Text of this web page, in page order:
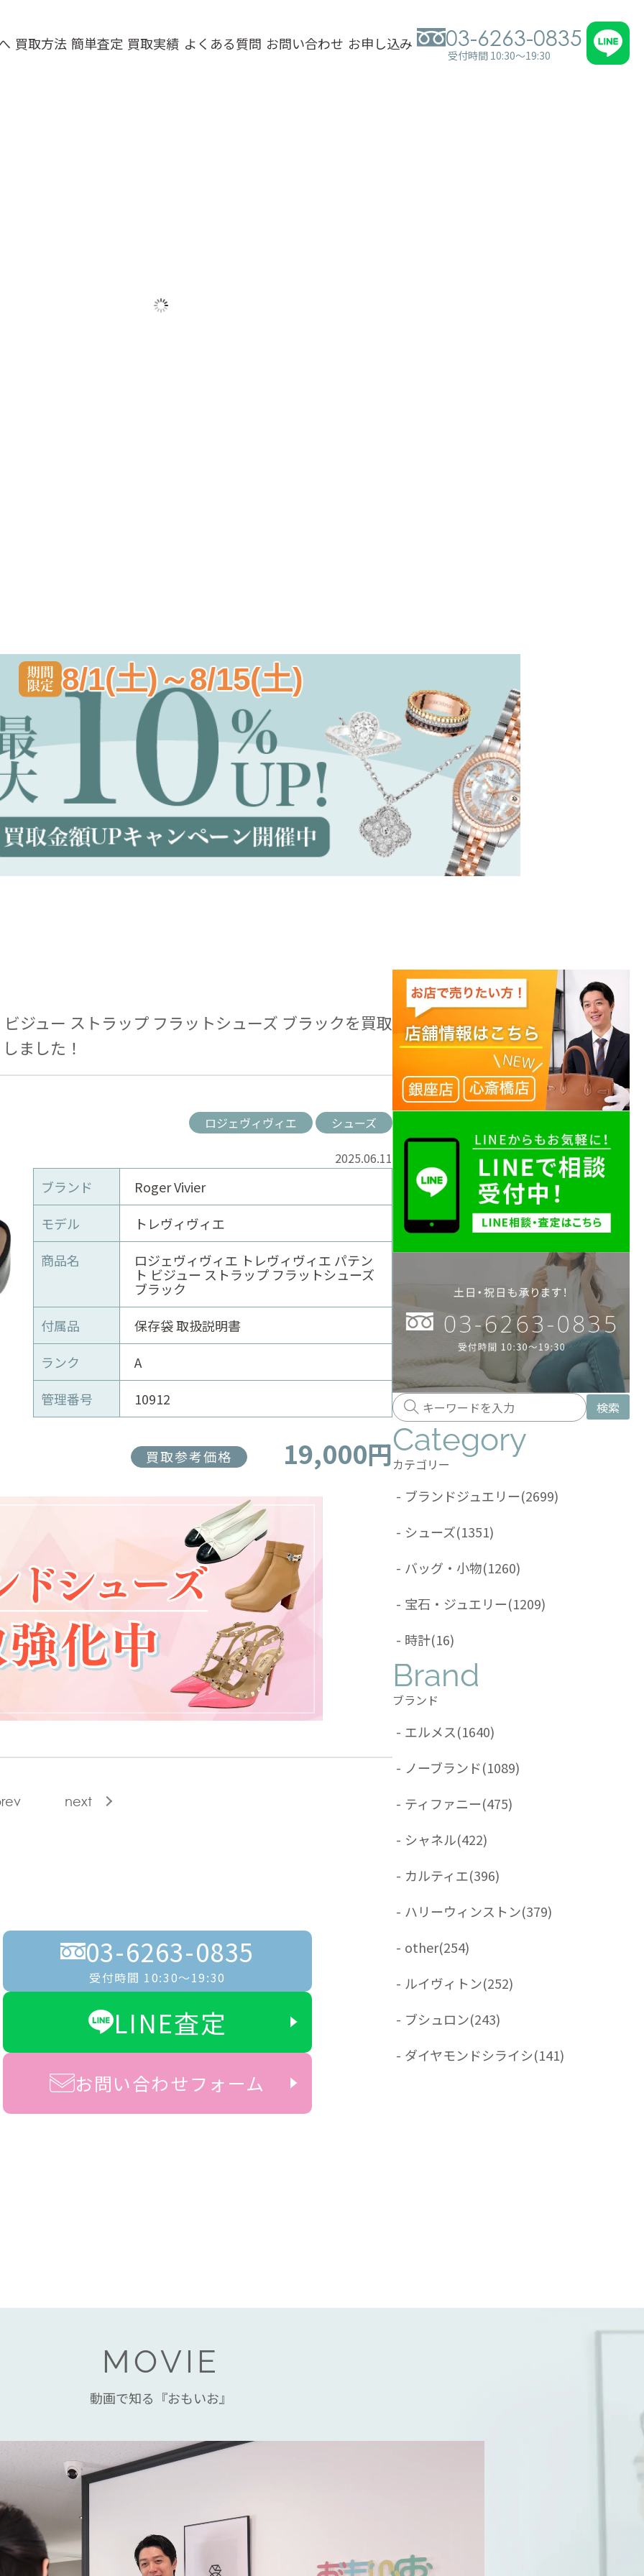
買取方法 簡単査定 買取実績 よくある質問 お問い合わせ お申し込み 03-6263-0835
受付時間 10:30～19:30
8/1(土)～8/15(土)
ジュー ストラップ フラットシューズ ブラックを買取
しました！
ロジェヴィヴィエ シューズ
2025.06.11
ブランド
Roger Vivier
モデル
トレヴィヴィエ
商品名
ロジェヴィヴィエ トレヴィヴィエ パテン
ト ビジュー ストラップ フラットシューズ
ブラック
付属品
保存袋 取扱説明書
ランク
A
管理番号
10912
買取参考価格 19,000円
next
03-6263-0835
受付時間 10:30〜19:30
LINE査定
お問い合わせフォーム
検索
Category
カテゴリー
- ブランドジュエリー(2699)
- シューズ(1351)
- バッグ・小物(1260)
- 宝石・ジュエリー(1209)
- 時計(16)
Brand
ブランド
- エルメス(1640)
- ノーブランド(1089)
- ティファニー(475)
- シャネル(422)
- カルティエ(396)
- ハリーウィンストン(379)
- other(254)
- ルイヴィトン(252)
- ブシュロン(243)
- ダイヤモンドシライシ(141)
MOVIE
動画で知る『おもいお』